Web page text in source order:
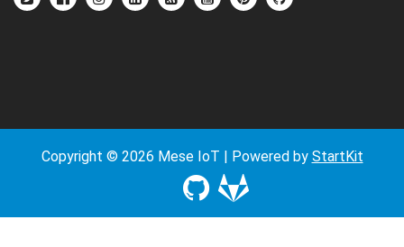
Copyright © 2026 Mese IoT | Powered by StartKit